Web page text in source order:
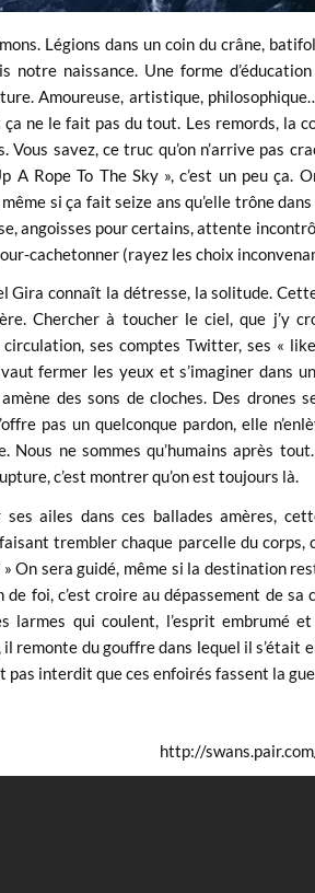
Légions dans un coin du crâne,
notre naissance. Une forme
Amoureuse, artistique,
ça ne le fait pas du tout. Les remords, la
Vous savez, ce truc qu’on n’arrive pas
A Rope To The Sky », c’est un peu ça.
si ça fait seize ans qu’elle trône
angoisses pour certains, attente
cachetonner (rayez les choix
Gira connaît la détresse, la solitude.
Chercher à toucher le ciel, que j’y
ses comptes Twitter, ses «
fermer les yeux et s’imaginer dans
des sons de cloches. Des drones
pas un quelconque pardon, elle
Nous ne sommes qu’humains après
c’est montrer qu’on est toujours là.
ses ailes dans ces ballades amères,
trembler chaque parcelle du
» On sera guidé, même si la destination
de foi, c’est croire au dépassement de
larmes qui coulent, l’esprit
remonte du gouffre dans lequel il s’était
pas interdit que ces enfoirés fassent la
http://